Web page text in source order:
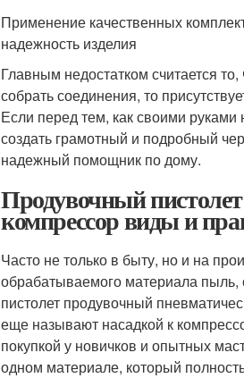
Применение качественных
надежность изделия
Главным недостатком считается
собрать соединения, то
Если перед тем, как своими руками
создать грамотный и подробный
надежный помощник по дому.
Продувочный
компрессор виды и
Часто не только в быту, но и на
обрабатываемого материала пыль,
пистолет продувочный
еще называют насадкой к
покупкой у новичков и опытных
одном материале, который